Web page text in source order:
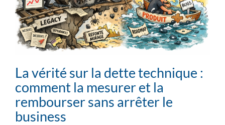
La vérité sur la dette technique :
comment la mesurer et la
rembourser sans arrêter le
business